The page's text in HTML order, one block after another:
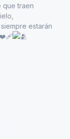
que traen
estarán